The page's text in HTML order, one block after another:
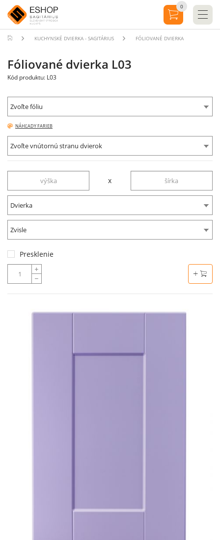
KUCHYNSKÉ DVIERKA - SAGITÁRIUS FÓLIOVANÉ DVIERKA
Fóliované dvierka L03
Kód produktu: L03
Zvoľte fóliu
NÁHĽADY FARIEB
Zvoľte vnútornú stranu dvierok
x
Dvierka
Zvisle
Presklenie
0